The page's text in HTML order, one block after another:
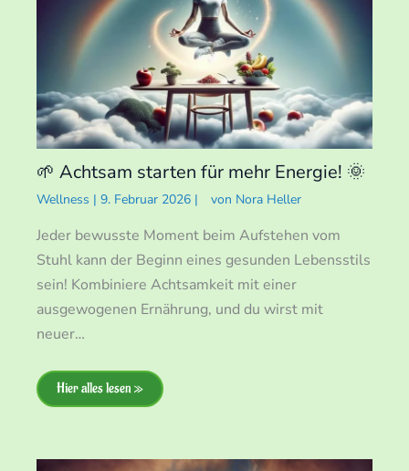
🌱 Achtsam starten für mehr Energie! 🌞
Wellness | 9. Februar 2026 | von Nora Heller
Jeder bewusste Moment beim Aufstehen vom
Stuhl kann der Beginn eines gesunden Lebensstils
sein! Kombiniere Achtsamkeit mit einer
ausgewogenen Ernährung, und du wirst mit
neuer…
Hier alles lesen »